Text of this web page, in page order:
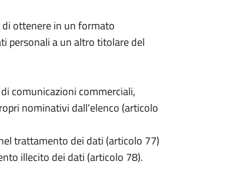
ottenere in un formato
personali a un altro titolare del
comunicazioni commerciali,
nominativi dall'elenco (articolo
trattamento dei dati (articolo 77)
illecito dei dati (articolo 78).